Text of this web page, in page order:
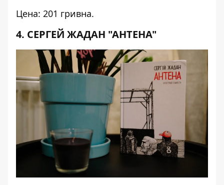
Цена: 201 гривна.
4. СЕРГЕЙ ЖАДАН "АНТЕНА"